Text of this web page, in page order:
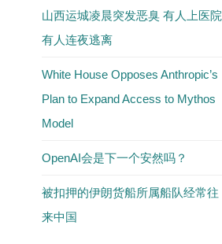
山西运城凌晨突发恶臭 有人上医院
有人连夜逃离
White House Opposes Anthropic’s
Plan to Expand Access to Mythos
Model
OpenAI会是下一个安然吗？
被扣押的伊朗货船所属船队经常往
来中国